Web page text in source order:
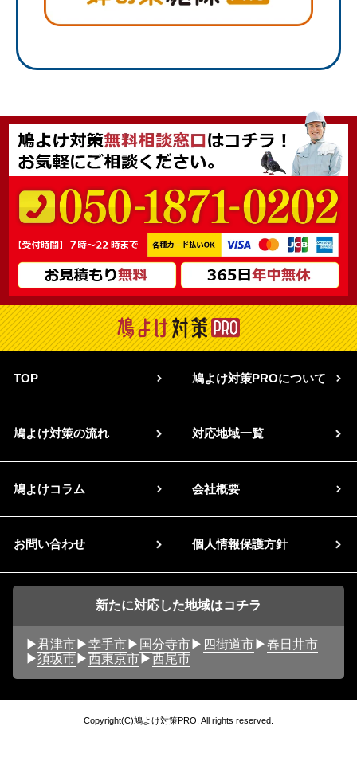
TOP 鳩よけ対策PROについて
鳩よけ対策の流れ 対応地域一覧
鳩よけコラム 会社概要
お問い合わせ 個人情報保護方針
新たに対応した地域はコチラ
君津市 幸手市 国分寺市 四街道市
春日井市
須坂市
西東京市 西尾市
Copyright(C)鳩よけ対策PRO. All rights reserved.